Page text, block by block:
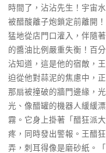
時間了，沾沾先生！宇宙
被醋酸離子炮鎖定前離開
猛地從店門口灌入，伴隨
的醬油比例嚴重失衡！百
沾知道，這是他的宿敵，
迫從他對蒜泥的焦慮中，
那扇被撞破的牆門邊緣，
光、像醋罐的機器人緩緩
霧。它身上掛著「醋狂派
疼，同時發出警報。王醋
弄，刺耳得像是磨砂紙。